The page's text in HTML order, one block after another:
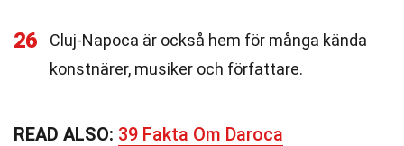
26
Cluj-Napoca är också hem för många kända
konstnärer, musiker och författare.
READ ALSO: 39 Fakta Om Daroca